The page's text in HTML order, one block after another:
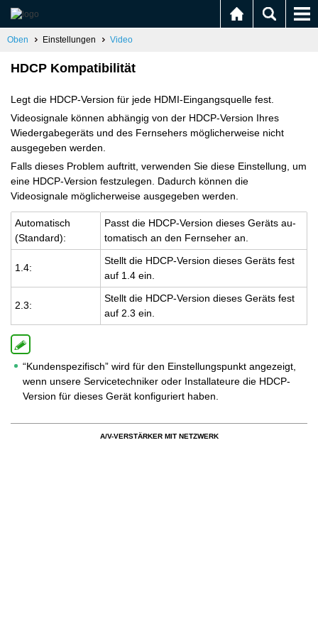
Oben Einstellungen Video
HDCP Kompatibilität
Legt die HDCP-Version für jede HDMI-Eingangsquelle fest.
Videosignale können abhängig von der HDCP-Version Ihres
Wiedergabegeräts und des Fernsehers möglicherweise nicht
ausgegeben werden.
Falls dieses Problem auftritt, verwenden Sie diese Einstellung, um
eine HDCP-Version festzulegen. Dadurch können die
Videosignale möglicherweise ausgegeben werden.
Au­to­ma­tisch
(Stan­dard):
Passt die HDCP-Ver­si­on die­ses Ge­räts au­
to­ma­tisch an den Fern­se­her an.
1.4:
Stellt die HDCP-Ver­si­on die­ses Ge­räts fest
auf 1.4 ein.
2.3:
Stellt die HDCP-Ver­si­on die­ses Ge­räts fest
auf 2.3 ein.
“Kundenspezifisch” wird für den Einstellungspunkt angezeigt,
wenn unsere Servicetechniker oder Installateure die HDCP-
Version für dieses Gerät konfiguriert haben.
A/V-VERSTÄRKER MIT NETZWERK